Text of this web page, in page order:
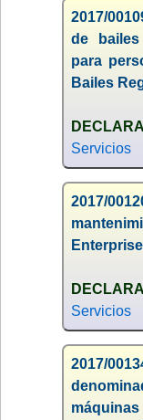
2017/
de
para
Bailes
Servicios
2017/
Servicios
2017/